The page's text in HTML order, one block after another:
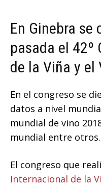
En Ginebra se
pasada el 42º
de la Viña y el
En el congreso se
datos a nivel
mundial de vino
mundial entre otros.
El congreso que
Internacional de la